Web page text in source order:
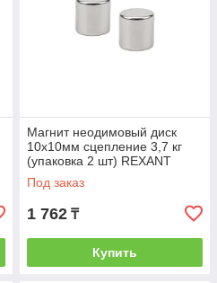
Магнит неодимовый диск
10х10мм сцепление 3,7 кг
(упаковка 2 шт) REXANT
(REXANT) (72-3115)
Под заказ
1 762 ₸
Купить